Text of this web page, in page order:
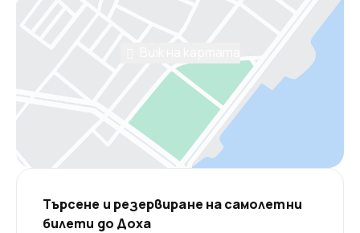
Търсене и резервиране на самолетни
билети до Доха